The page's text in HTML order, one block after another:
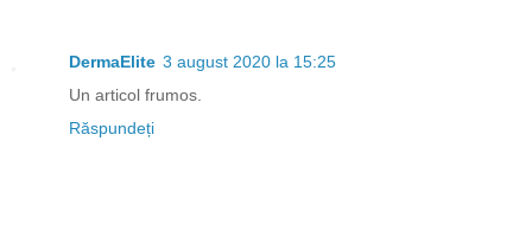
DermaElite 3 august 2020 la 15:25
Un articol frumos.
Răspundeți